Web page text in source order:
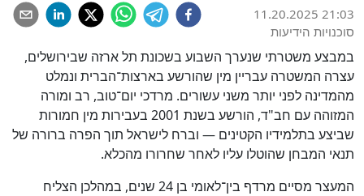
11.20.2025 21:03
סוכנויות הידיעות
במבצע משטרתי שנערך השבוע בשכונת תל ארזה שבירושלים,
עצרה המשטרה עבריין מין שהורשע בארצות־הברית ונמלט
מהמדינה לפני יותר משני עשורים. מרדכי יום־טוב, רב ומורה
המזוהה עם חב"ד, הורשע בשנת 2001 בעבירות מין חמורות
שביצע בתלמידיו הקטינים — וברח לישראל תוך הפרה ברורה של
תנאי המבחן שהוטלו עליו לאחר שחרורו מהכלא.
המעצר מסיים מרדף בין־לאומי בן 24 שנים, במהלכן הצליח